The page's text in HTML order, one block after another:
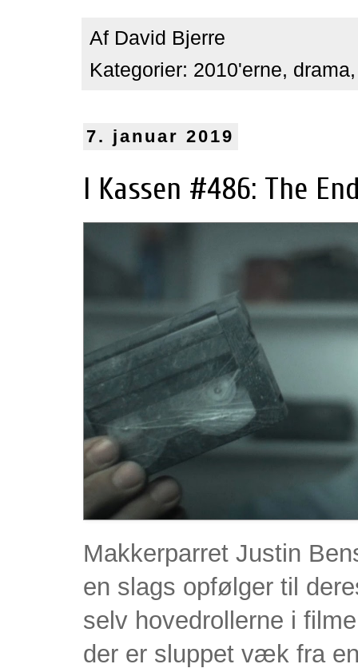
Af David Bjerre
Kategorier: 2010'erne, drama
7. januar 2019
I Kassen #486: The
Makkerparret Justin
en slags opfølger til
selv hovedrollerne i
der er sluppet væk fra